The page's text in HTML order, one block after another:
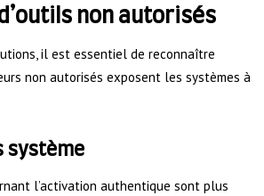
non autorisés
il est essentiel de reconnaître
non autorisés exposent les systèmes à
système
l’activation authentique sont plus